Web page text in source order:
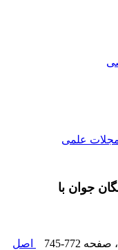
مجلات علمی
جوان با
، صفحه 745-772
اصل